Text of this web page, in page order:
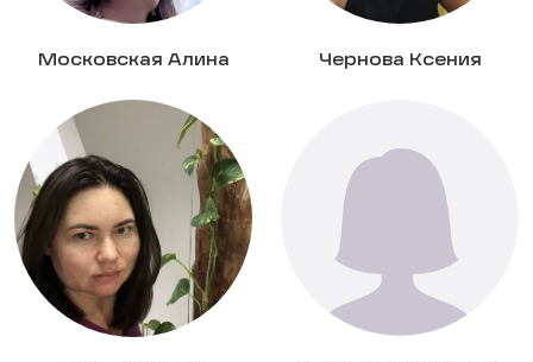
Московская Алина Чернова Ксения